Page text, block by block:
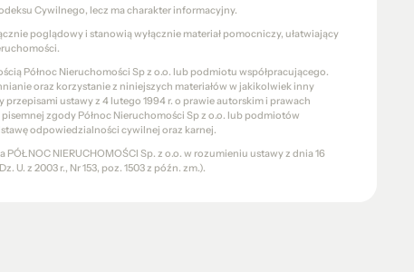
Cywilnego, lecz ma charakter informacyjny.
poglądowy i stanowią wyłącznie materiał pomocniczy, ułatwiający
Północ Nieruchomości Sp z o.o. lub podmiotu współpracującego.
oraz korzystanie z niniejszych materiałów w jakikolwiek inny
ustawy z 4 lutego 1994 r. o prawie autorskim i prawach
zgody Północ Nieruchomości Sp z o.o. lub podmiotów
odpowiedzialności cywilnej oraz karnej.
NIERUCHOMOŚCI Sp. z o.o. w rozumieniu ustawy z dnia 16
U. z 2003 r., Nr 153, poz. 1503 z późn. zm.).